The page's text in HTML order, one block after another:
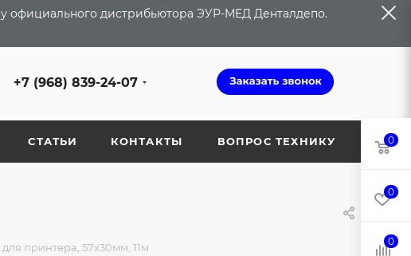
у официального дистрибьютора ЭУР-МЕД Денталдепо.
+7 (968) 839-24-07
СТАТЬИ КОНТАКТЫ ВОПРОС ТЕХНИКУ
для принтера, 57x30мм, 11м
0
0
0